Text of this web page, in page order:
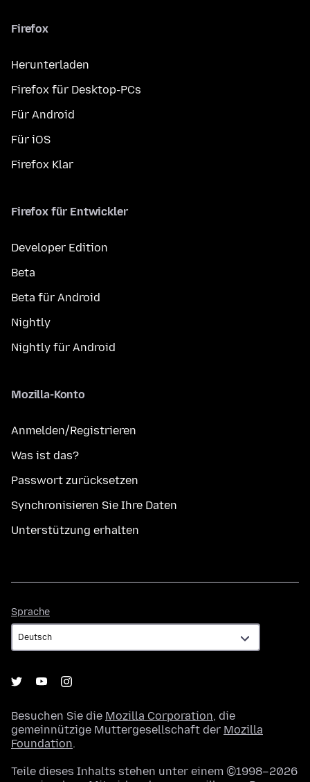
Firefox
Herunterladen
Firefox für Desktop-PCs
Für Android
Für iOS
Firefox Klar
Firefox für Entwickler
Developer Edition
Beta
Beta für Android
Nightly
Nightly für Android
Mozilla-Konto
Anmelden/Registrieren
Was ist das?
Passwort zurücksetzen
Synchronisieren Sie Ihre Daten
Unterstützung erhalten
Sprache
Besuchen Sie die Mozilla Corporation, die
gemeinnützige Muttergesellschaft der Mozilla
Foundation.
Teile dieses Inhalts stehen unter einem ©1998–2026